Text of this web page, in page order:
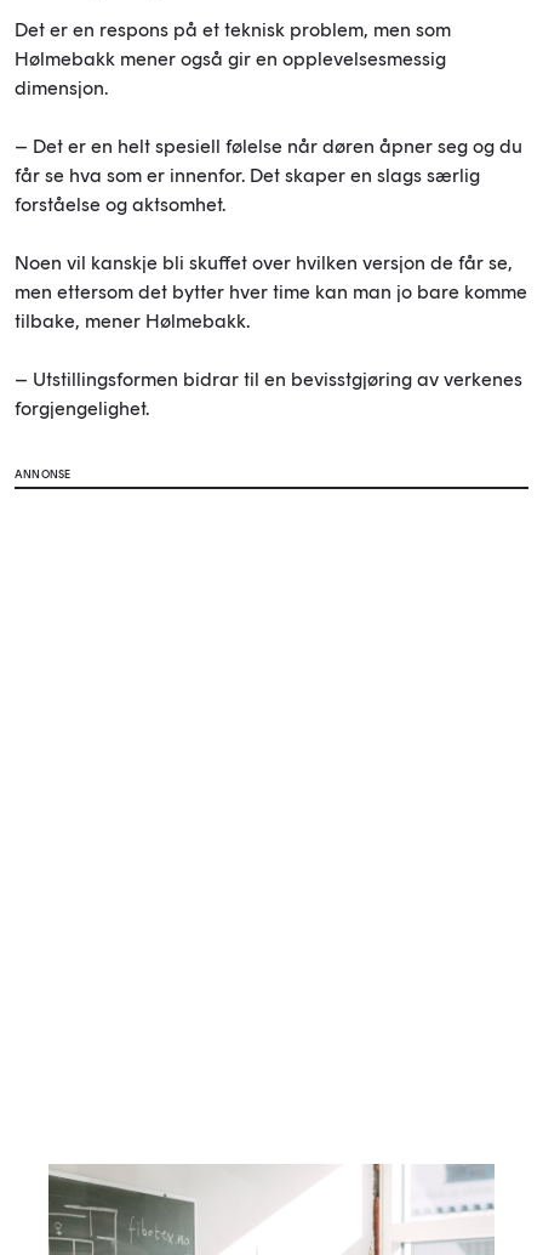
Det er en respons på et teknisk problem, men som
Hølmebakk mener også gir en opplevelsesmessig
dimensjon.
– Det er en helt spesiell følelse når døren åpner seg og du
får se hva som er innenfor. Det skaper en slags særlig
forståelse og aktsomhet.
Noen vil kanskje bli skuffet over hvilken versjon de får se,
men ettersom det bytter hver time kan man jo bare komme
tilbake, mener Hølmebakk.
– Utstillingsformen bidrar til en bevisstgjøring av verkenes
forgjengelighet.
ANNONSE